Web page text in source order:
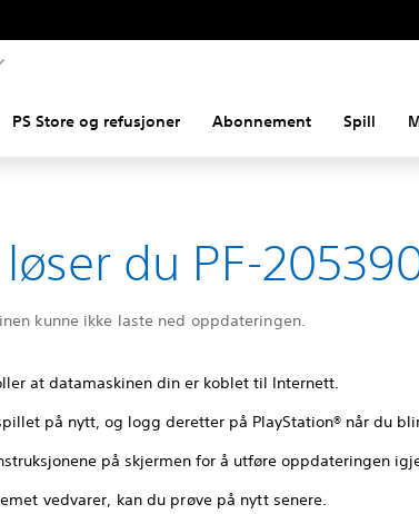
PS Store og refusjoner Abonnement Spill
løser du PF-
kunne ikke laste ned oppdateringen.
at datamaskinen din er koblet til Internett.
på nytt, og logg deretter på PlayStation® når du
på skjermen for å utføre oppdateringen
vedvarer, kan du prøve på nytt senere.